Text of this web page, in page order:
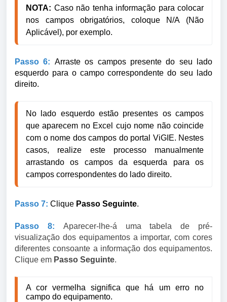
NOTA: Caso não tenha informação para colocar
nos campos obrigatórios, coloque N/A (Não
Aplicável), por exemplo.
Passo 6: Arraste os campos presente do seu lado
esquerdo para o campo correspondente do seu lado
direito.
No lado esquerdo estão presentes os campos
que aparecem no Excel cujo nome não coincide
com o nome dos campos do portal ViGIE. Nestes
casos, realize este processo manualmente
arrastando os campos da esquerda para os
campos correspondentes do lado direito.
Passo 7: Clique Passo Seguinte.
Passo 8:
Aparecer-lhe-á uma tabela de pré-
visualização dos equipamentos a importar, com cores
diferentes consoante a informação dos equipamentos.
Clique em Passo Seguinte.
A cor vermelha significa que há um erro no
campo do equipamento.